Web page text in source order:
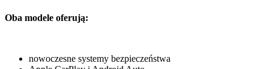
Oba modele oferują:
nowoczesne systemy bezpieczeństwa